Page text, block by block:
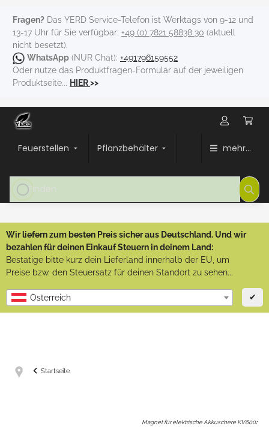
Fragen? Das YERD Service-Telefon ist Werktags von 9-12 und
13-17 Uhr für Sie verfügbar: +49 (0) 7821 58838 30 (aktuell
nicht besetzt).
WhatsApp (NUR Chat): +491796159552
Oder nutze das Produktfragen-Formular auf der jeweiligen
Produktseite... HIER>>
Feuerstellen Pflanzbehälter mehr...
Wir liefern zum besten Preis sicher aus Deutschland. Und wir
bezahlen für deinen Einkauf Steuern in deinem Land:
Bestätige bitte kurz dein Lieferland innerhalb der EU, um
Preise bzw. den Steuersatz für deinen Standort zu sehen...
Österreich ✔
Startseite
Magnet für elektrische Akkuschere KV600: